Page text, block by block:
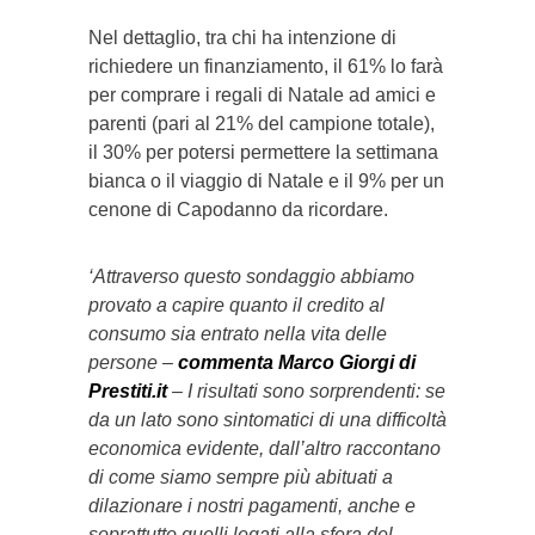
Nel dettaglio, tra chi ha intenzione di
richiedere un finanziamento, il 61% lo farà
per comprare i regali di Natale ad amici e
parenti (pari al 21% del campione totale),
il 30% per potersi permettere la settimana
bianca o il viaggio di Natale e il 9% per un
cenone di Capodanno da ricordare.
‘Attraverso questo sondaggio abbiamo
provato a capire quanto il credito al
consumo sia entrato nella vita delle
persone – commenta Marco Giorgi di
Prestiti.it– I risultati sono sorprendenti: se
da un lato sono sintomatici di una difficoltà
economica evidente, dall’altro raccontano
di come siamo sempre più abituati a
dilazionare i nostri pagamenti, anche e